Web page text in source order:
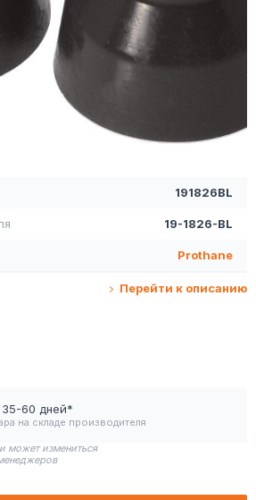
191826BL
19-1826-BL
Prothane
Перейти к описанию
60 дней*
на складе производителя
может измениться